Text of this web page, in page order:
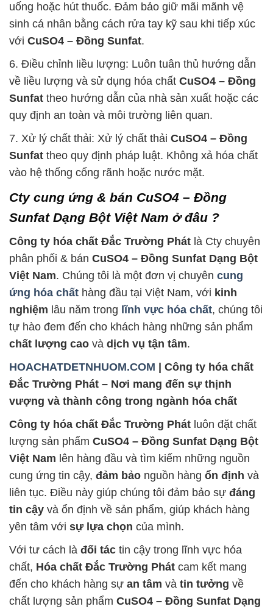
uống hoặc hút thuốc. Đảm bảo giữ mãi mãnh vệ
sinh cá nhân bằng cách rửa tay kỹ sau khi tiếp xúc
với CuSO4 – Đồng Sunfat.
6. Điều chỉnh liều lượng: Luôn tuân thủ hướng dẫn
về liều lượng và sử dụng hóa chất CuSO4 – Đồng
Sunfat theo hướng dẫn của nhà sản xuất hoặc các
quy định an toàn và môi trường liên quan.
7. Xử lý chất thải: Xử lý chất thải CuSO4 – Đồng
Sunfat theo quy định pháp luật. Không xả hóa chất
vào hệ thống cống rãnh hoặc nước mặt.
Cty cung ứng & bán CuSO4 – Đồng
Sunfat Dạng Bột Việt Nam ở đâu ?
Công ty hóa chất Đắc Trường Phát là Cty chuyên
phân phối & bán CuSO4 – Đồng Sunfat Dạng Bột
Việt Nam. Chúng tôi là một đơn vị chuyên cung
ứng hóa chất hàng đầu tại Việt Nam, với kinh
nghiệm lâu năm trong lĩnh vực hóa chất, chúng tôi
tự hào đem đến cho khách hàng những sản phẩm
chất lượng cao và dịch vụ tận tâm.
HOACHATDETNHUOM.COM | Công ty hóa chất
Đắc Trường Phát – Nơi mang đến sự thịnh
vượng và thành công trong ngành hóa chất
Công ty hóa chất Đắc Trường Phát luôn đặt chất
lượng sản phẩm CuSO4 – Đồng Sunfat Dạng Bột
Việt Nam lên hàng đầu và tìm kiếm những nguồn
cung ứng tin cậy, đảm bảo nguồn hàng ổn định và
liên tục. Điều này giúp chúng tôi đảm bảo sự đáng
tin cậy và ổn định về sản phẩm, giúp khách hàng
yên tâm với sự lựa chọn của mình.
Với tư cách là đối tác tin cậy trong lĩnh vực hóa
chất, Hóa chất Đắc Trường Phát cam kết mang
đến cho khách hàng sự an tâm và tin tưởng về
chất lượng sản phẩm CuSO4 – Đồng Sunfat Dạng